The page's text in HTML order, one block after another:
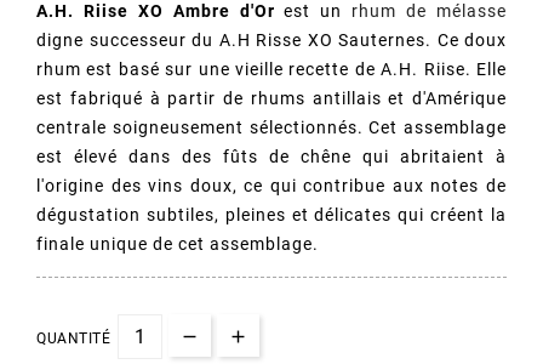
(1 avis)
A.H. Riise XO Ambre d'Or est un rhum de mélasse
digne successeur du A.H Risse XO Sauternes. Ce doux
rhum est basé sur une vieille recette de A.H. Riise. Elle
est fabriqué à partir de rhums antillais et d'Amérique
centrale soigneusement sélectionnés. Cet assemblage
est élevé dans des fûts de chêne qui abritaient à
l'origine des vins doux, ce qui contribue aux notes de
dégustation subtiles, pleines et délicates qui créent la
finale unique de cet assemblage.
QUANTITÉ